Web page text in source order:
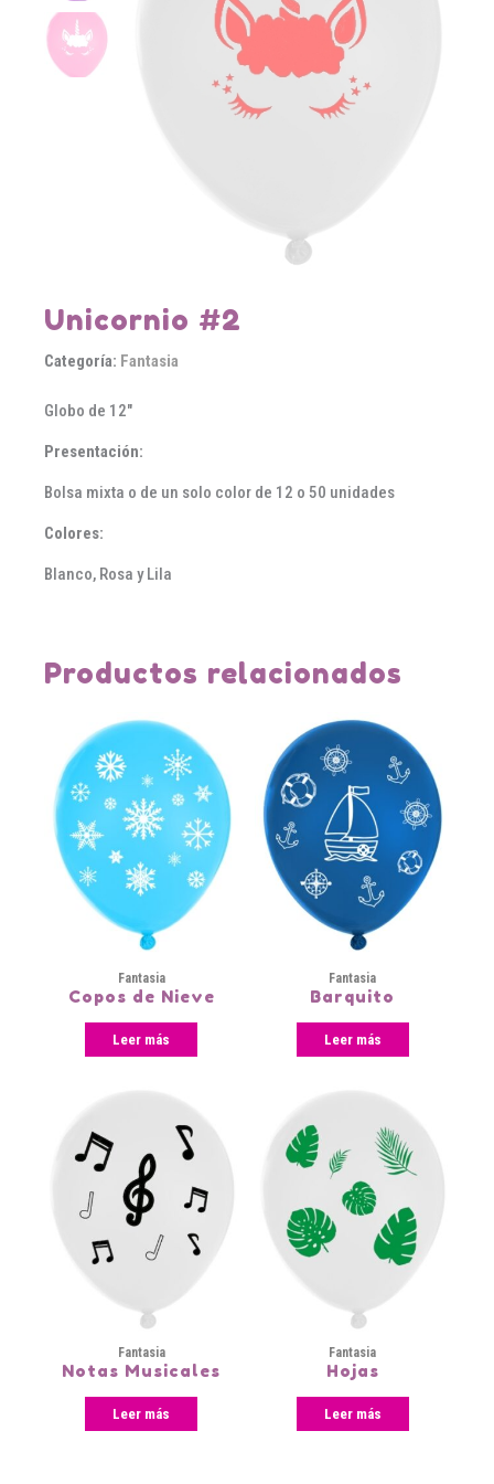
Unicornio #2
Categoría: Fantasia
Globo de 12″
Presentación:
Bolsa mixta o de un solo color de 12 o 50 unidades
Colores:
Blanco, Rosa y Lila
Productos relacionados
Fantasia
Copos de Nieve
Leer más
Fantasia
Barquito
Leer más
Fantasia
Notas Musicales
Leer más
Fantasia
Hojas
Leer más